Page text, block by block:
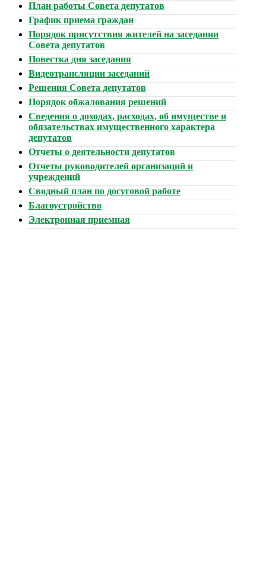
План работы Совета депутатов
График приема граждан
Порядок присутствия жителей на заседании
Совета депутатов
Повестка дня заседания
Видеотрансляции заседаний
Решения Совета депутатов
Порядок обжалования решений
Сведения о доходах, расходах, об имуществе и
обязательствах имущественного характера
депутатов
Отчеты о деятельности депутатов
Отчеты руководителей организаций и
учреждений
Сводный план по досуговой работе
Благоустройство
Электронная приемная